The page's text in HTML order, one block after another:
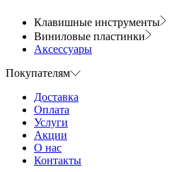
Клавишные инструменты
Виниловые пластинки
Аксессуары
Покупателям
Доставка
Оплата
Услуги
Акции
О нас
Контакты